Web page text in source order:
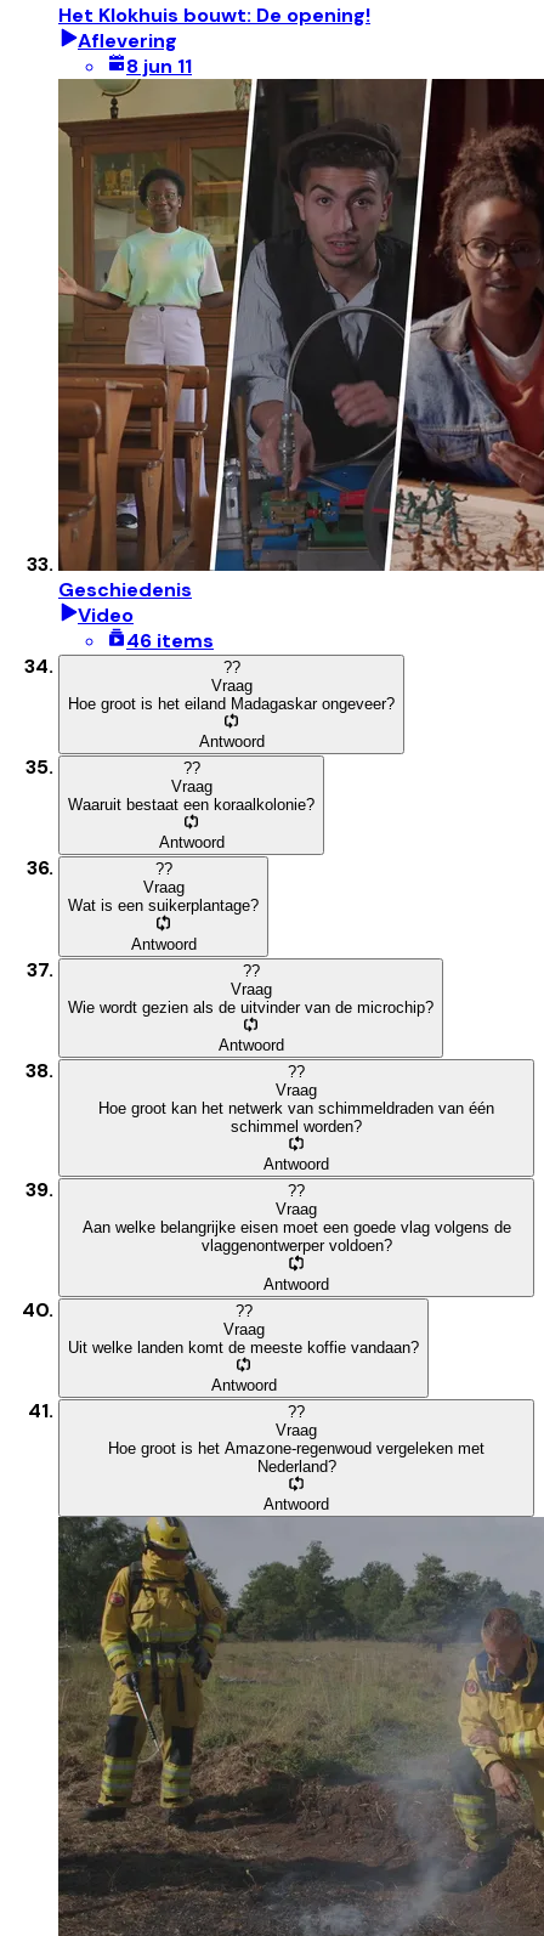
Het Klokhuis bouwt: De opening!
Aflevering
8 jun 11
Geschiedenis
Video
46 items
??
Vraag
Hoe groot is het eiland Madagaskar ongeveer?
Antwoord
??
Vraag
Waaruit bestaat een koraalkolonie?
Antwoord
??
Vraag
Wat is een suikerplantage?
Antwoord
??
Vraag
Wie wordt gezien als de uitvinder van de microchip?
Antwoord
??
Vraag
Hoe groot kan het netwerk van schimmeldraden van één
schimmel worden?
Antwoord
??
Vraag
Aan welke belangrijke eisen moet een goede vlag volgens de
vlaggenontwerper voldoen?
Antwoord
??
Vraag
Uit welke landen komt de meeste koffie vandaan?
Antwoord
??
Vraag
Hoe groot is het Amazone-regenwoud vergeleken met
Nederland?
Antwoord